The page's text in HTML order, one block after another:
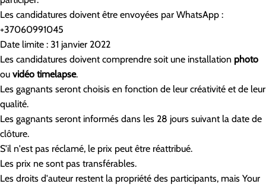
Les candidatures doivent être envoyées par WhatsApp :
+37060991045
Date limite : 31 janvier 2022
Les candidatures doivent comprendre soit une installation photo
ou vidéo timelapse.
Les gagnants seront choisis en fonction de leur créativité et de leur
qualité.
Les gagnants seront informés dans les 28 jours suivant la date de
clôture.
S'il n'est pas réclamé, le prix peut être réattribué.
Les prix ne sont pas transférables.
Les droits d'auteur restent la propriété des participants, mais Your